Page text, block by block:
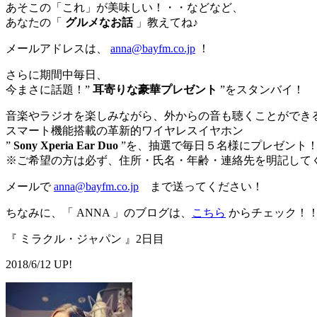
あそこの「これ」が美味しい！・・などなど、
あなたの「 グルメなお話」教えてね♪
メールアドレスは、 anna@bayfm.co.jp ！
さらに期間中毎日、
今まさに話題！” 耳寄りな豪華プレゼント ”をスタンバイ！
音楽やラジオを楽しみながら、外からの音も聴くことができ
スマート機能搭載の革新的ワイヤレスイヤホン
” Sony Xperia Ear Duo ”を、抽選で毎日５名様にプレゼント！
※ご希望の方は必ず、住所・氏名・年齢・連絡先を明記して
メールでanna@bayfm.co.jp まで送ってください！
ちなみに、「 ANNA 」のブログは、 こちら からチェック！！
『 ミラクル・ジャパン 』2日目
2018/6/12 UP!